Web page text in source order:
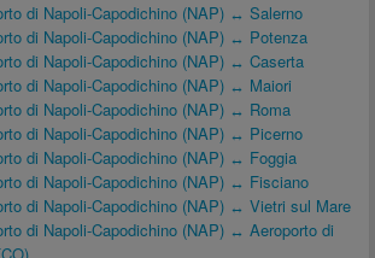
di Napoli-Capodichino (NAP) ↔ Salerno
di Napoli-Capodichino (NAP) ↔ Potenza
di Napoli-Capodichino (NAP) ↔ Caserta
di Napoli-Capodichino (NAP) ↔ Maiori
di Napoli-Capodichino (NAP) ↔ Roma
di Napoli-Capodichino (NAP) ↔ Picerno
di Napoli-Capodichino (NAP) ↔ Foggia
di Napoli-Capodichino (NAP) ↔ Fisciano
di Napoli-Capodichino (NAP) ↔ Vietri sul Mare
di Napoli-Capodichino (NAP) ↔ Aeroporto di